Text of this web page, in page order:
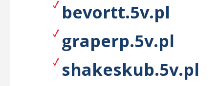
bevortt.5v.pl
graperp.5v.pl
shakeskub.5v.pl